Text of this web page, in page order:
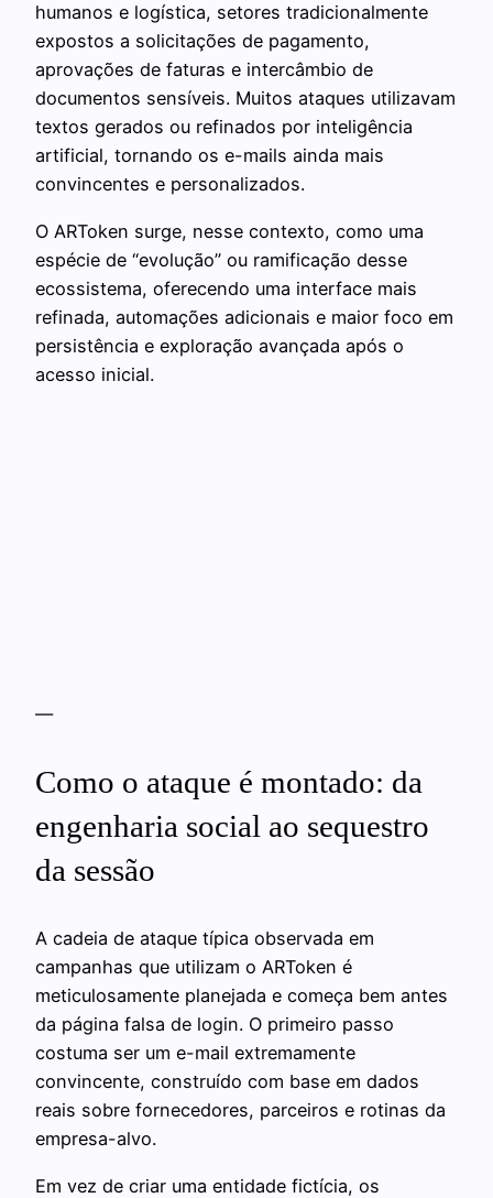
humanos e logística, setores tradicionalmente
expostos a solicitações de pagamento,
aprovações de faturas e intercâmbio de
documentos sensíveis. Muitos ataques utilizavam
textos gerados ou refinados por inteligência
artificial, tornando os e-mails ainda mais
convincentes e personalizados.
O ARToken surge, nesse contexto, como uma
espécie de “evolução” ou ramificação desse
ecossistema, oferecendo uma interface mais
refinada, automações adicionais e maior foco em
persistência e exploração avançada após o
acesso inicial.
—
Como o ataque é montado: da
engenharia social ao sequestro
da sessão
A cadeia de ataque típica observada em
campanhas que utilizam o ARToken é
meticulosamente planejada e começa bem antes
da página falsa de login. O primeiro passo
costuma ser um e-mail extremamente
convincente, construído com base em dados
reais sobre fornecedores, parceiros e rotinas da
empresa-alvo.
Em vez de criar uma entidade fictícia, os